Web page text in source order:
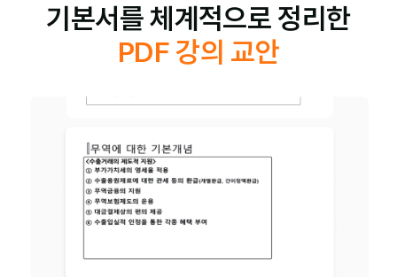
기본서를 체계적으로 정리한
PDF 강의 교안